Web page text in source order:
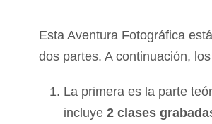
Esta Aventura Fotográfica
dos partes. A continuación,
La primera es la parte
incluye 2 clases